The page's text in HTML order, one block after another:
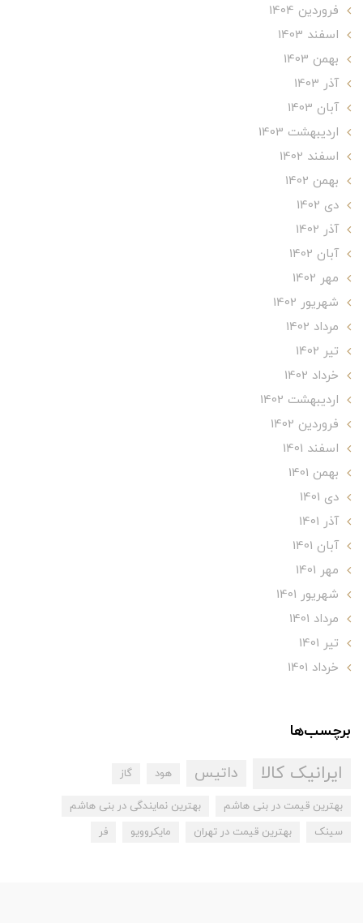
فروردین 1404
اسفند 1403
بهمن 1403
آذر 1403
آبان 1403
ارديبهشت 1403
اسفند 1402
بهمن 1402
دی 1402
آذر 1402
آبان 1402
مهر 1402
شهریور 1402
مرداد 1402
تير 1402
خرداد 1402
ارديبهشت 1402
فروردین 1402
اسفند 1401
بهمن 1401
دی 1401
آذر 1401
آبان 1401
مهر 1401
شهریور 1401
مرداد 1401
تير 1401
خرداد 1401
برچسب‌ها
ایرانیک کالا داتیس هود گاز
بهترین قیمت در بنی هاشم
بهترین نمایندگی در بنی هاشم
سینک
بهترین قیمت در تهران مایکروویو فر